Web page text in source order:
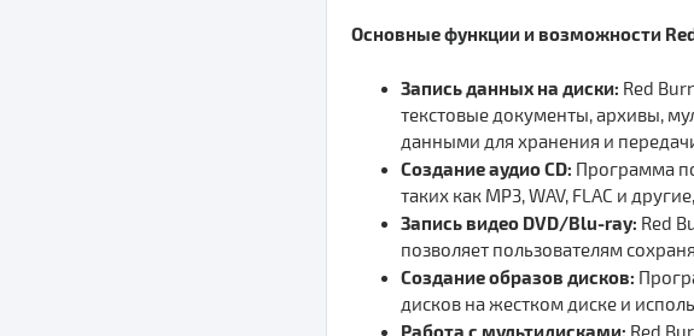
Основные функции и возможности
Запись данных на диски: Red
текстовые документы, архивы,
данными для хранения и
Создание аудио CD: Программа
таких как MP3, WAV, FLAC и
Запись видео DVD/Blu-ray: Red
позволяет пользователям
Создание образов дисков:
дисков на жестком диске и
Работа с мультидисками: